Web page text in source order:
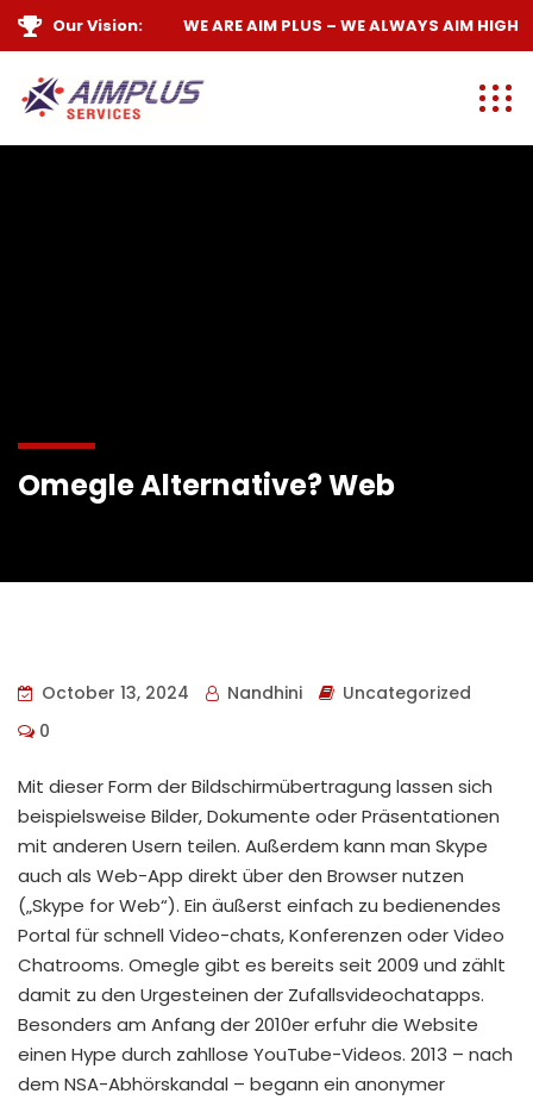
Our Vision:WE AREAIM PLUS – WE ALWAYSAIM HIGH
Omegle Alternative? Web
October 13, 2024 Nandhini
Uncategorized
0
Mit dieser Form der Bildschirmübertragung lassen sich
beispielsweise Bilder, Dokumente oder Präsentationen
mit anderen Usern teilen. Außerdem kann man Skype
auch als Web-App direkt über den Browser nutzen
(„Skype for Web“). Ein äußerst einfach zu bedienendes
Portal für schnell Video-chats, Konferenzen oder Video
Chatrooms. Omegle gibt es bereits seit 2009 und zählt
damit zu den Urgesteinen der Zufallsvideochatapps.
Besonders am Anfang der 2010er erfuhr die Website
einen Hype durch zahllose YouTube-Videos. 2013 – nach
dem NSA-Abhörskandal – begann ein anonymer